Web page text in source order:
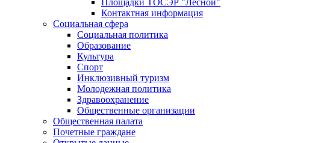
Площадки ТОСЭР "Лесной"
Контактная информация
Социальная сфера
Социальная политика
Образование
Культура
Спорт
Инклюзивный туризм
Молодежная политика
Здравоохранение
Общественные организации
Общественная палата
Почетные граждане